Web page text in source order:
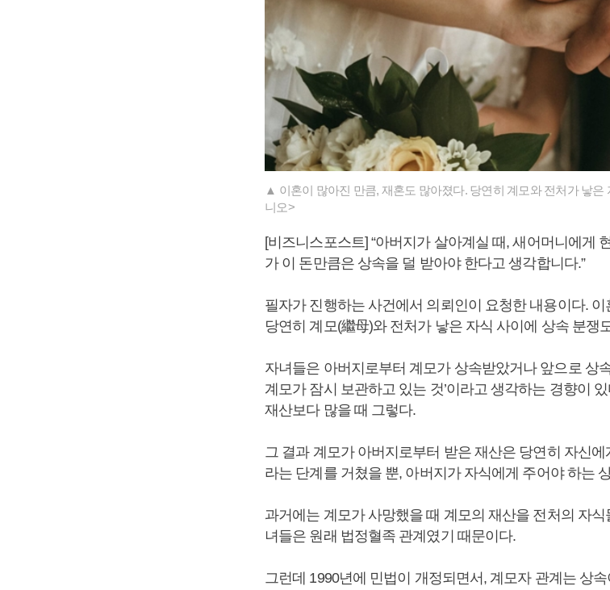
▲ 이혼이 많아진 만큼, 재혼도 많아졌다. 당연히 계모와 전처가 낳
니오>
[비즈니스포스트] “아버지가 살아계실 때, 새어머니에게
가 이 돈만큼은 상속을 덜 받아야 한다고 생각합니다.”
필자가 진행하는 사건에서 의뢰인이 요청한 내용이다.
당연히 계모(繼母)와 전처가 낳은 자식 사이에 상속 분쟁
자녀들은 아버지로부터 계모가 상속받았거나 앞으로 상
계모가 잠시 보관하고 있는 것’이라고 생각하는 경향이
재산보다 많을 때 그렇다.
그 결과 계모가 아버지로부터 받은 재산은 당연히 자신
라는 단계를 거쳤을 뿐, 아버지가 자식에게 주어야 하는
과거에는 계모가 사망했을 때 계모의 재산을 전처의 자
녀들은 원래 법정혈족 관계였기 때문이다.
그런데 1990년에 민법이 개정되면서, 계모자 관계는 상